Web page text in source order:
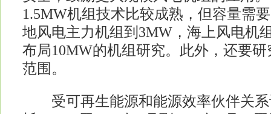
1.5MW机组技术比较成熟，但容量需
地风电主力机组到3MW，海上风电机
布局10MW的机组研究。此外，还要
范围。
受可再生能源和能源效率伙伴关系